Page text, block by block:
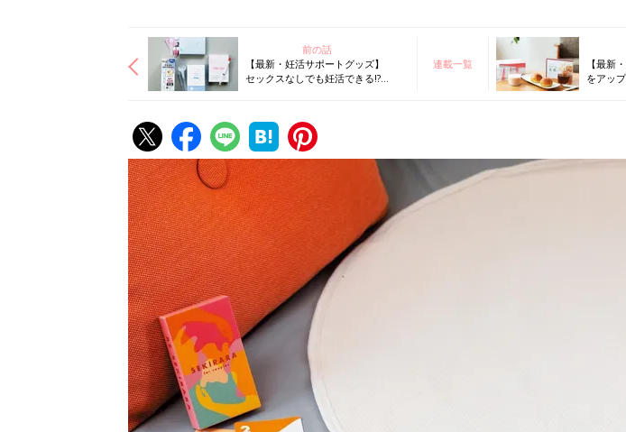
前の話
【最新・妊活サポートグッズ】
セックスなしでも妊活できる!?
ズ続々
連載一覧
【最新
をアッ